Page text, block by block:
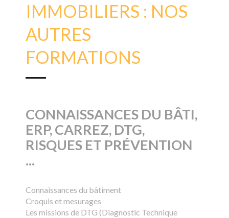
IMMOBILIERS : NOS
AUTRES
FORMATIONS
CONNAISSANCES DU BÂTI,
ERP, CARREZ, DTG,
RISQUES ET PRÉVENTION
...
Connaissances du bâtiment
Croquis et mesurages
Les missions de DTG (Diagnostic Technique